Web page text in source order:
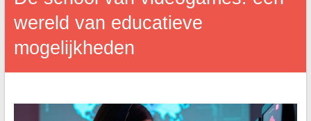
wereld van educatieve
mogelijkheden